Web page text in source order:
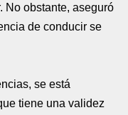
No obstante, aseguró
de conducir se
se está
tiene una validez